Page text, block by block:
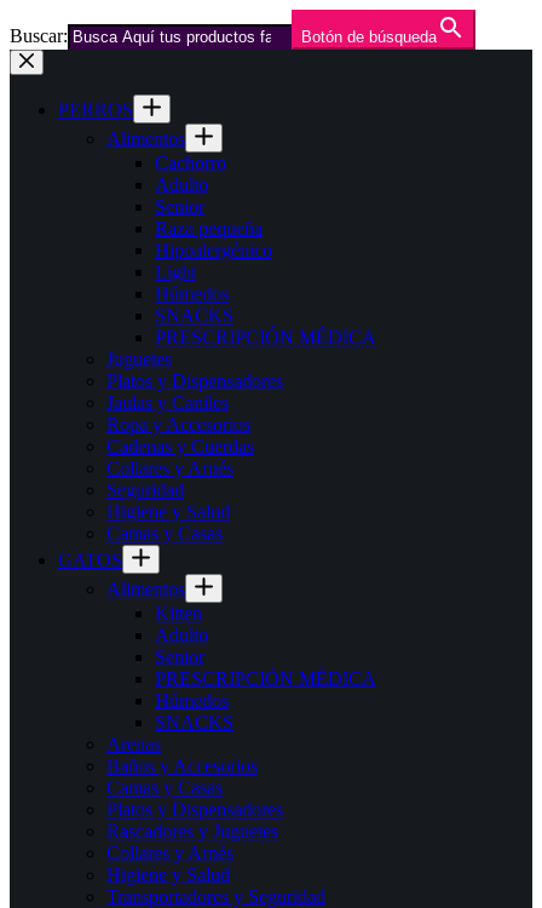
Buscar: Botón de búsqueda
Saltar
al
contenidoPERROS
Alimentos
Cachorro
Adulto
Senior
Raza pequeña
Hipoalergénico
Light
Húmedos
SNACKS
PRESCRIPCIÓN MÉDICA
Juguetes
Platos y Dispensadores
Jaulas y Caniles
Ropa y Accesorios
Cadenas y Cuerdas
Collares y Arnés
Seguridad
Higiene y Salud
Camas y Casas
GATOS
Alimentos
Kitten
Adulto
Senior
PRESCRIPCIÓN MÉDICA
Húmedos
SNACKS
Arenas
Baños y Accesorios
Camas y Casas
Platos y Dispensadores
Rascadores y Juguetes
Collares y Arnés
Higiene y Salud
Transportadores y Seguridad